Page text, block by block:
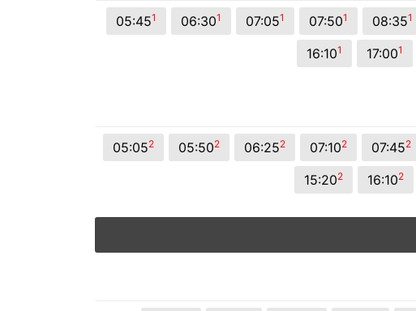
© 2026 Viva City Serviços Digitais Ltda. Todos os direitos reservados.
05:451 06:301 07:051 07:501 08:351
16:101 17:001
05:052 05:502 06:252 07:102 07:452
15:202 16:102